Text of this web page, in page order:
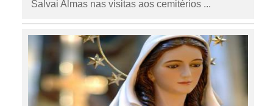
Salvai Almas nas visitas aos cemitérios ...